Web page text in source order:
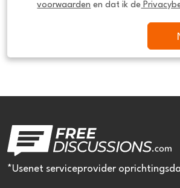
voorwaarden en dat ik de
*Usenet serviceprovider